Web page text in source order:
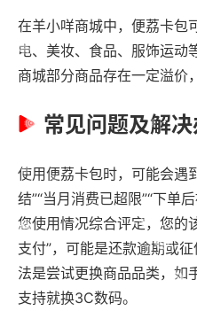
在羊小咩商城中，便荔卡包
电、美妆、食品、服饰运动
商城部分商品存在一定溢价
常见问题及解
使用便荔卡包时，可能会遇
结”“当月消费已超限”“下单
您使用情况综合评定，您的
支付”，可能是还款逾期或
法是尝试更换商品品类，如
支持就换3C数码。